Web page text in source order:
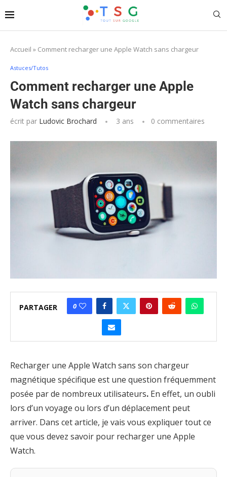
Accueil » Comment recharger une Apple Watch sans chargeur
Astuces/Tutos
Comment recharger une Apple
Watch sans chargeur
écrit par Ludovic Brochard 3 ans 0 commentaires
PARTAGER 0
Recharger une Apple Watch sans son chargeur
magnétique spécifique est une question fréquemment
posée par de nombreux utilisateurs. En effet, un oubli
lors d’un voyage ou lors d’un déplacement peut
arriver. Dans cet article, je vais vous expliquer tout ce
que vous devez savoir pour recharger une Apple
Watch.